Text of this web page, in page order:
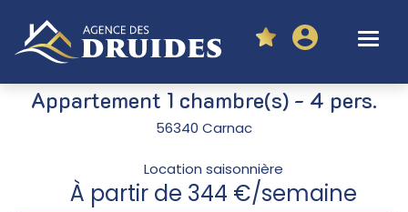
Appartement 1 chambre(s) - 4 pers.
56340 Carnac
Location saisonnière
À partir de 344 €/semaine